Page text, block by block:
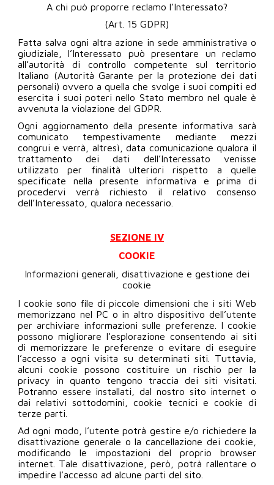
A chi può proporre reclamo l’Interessato?
(Art. 15 GDPR)
Fatta salva ogni altra azione in sede amministrativa o
giudiziale, l’Interessato può presentare un reclamo
all’autorità di controllo competente sul territorio
Italiano (Autorità Garante per la protezione dei dati
personali) ovvero a quella che svolge i suoi compiti ed
esercita i suoi poteri nello Stato membro nel quale è
avvenuta la violazione del GDPR.
Ogni aggiornamento della presente informativa sarà
comunicato tempestivamente mediante mezzi
congrui e verrà, altresì, data comunicazione qualora il
trattamento dei dati dell’Interessato venisse
utilizzato per finalità ulteriori rispetto a quelle
specificate nella presente informativa e prima di
procedervi verrà richiesto il relativo consenso
dell’Interessato, qualora necessario.
SEZIONE IV
COOKIE
Informazioni generali, disattivazione e gestione dei
cookie
I cookie sono file di piccole dimensioni che i siti Web
memorizzano nel PC o in altro dispositivo dell’utente
per archiviare informazioni sulle preferenze. I cookie
possono migliorare l’esplorazione consentendo ai siti
di memorizzare le preferenze o evitare di eseguire
l’accesso a ogni visita su determinati siti. Tuttavia,
alcuni cookie possono costituire un rischio per la
privacy in quanto tengono traccia dei siti visitati.
Potranno essere installati, dal nostro sito internet o
dai relativi sottodomini, cookie tecnici e cookie di
terze parti.
Ad ogni modo, l’utente potrà gestire e/o richiedere la
disattivazione generale o la cancellazione dei cookie,
modificando le impostazioni del proprio browser
internet. Tale disattivazione, però, potrà rallentare o
impedire l’accesso ad alcune parti del sito.